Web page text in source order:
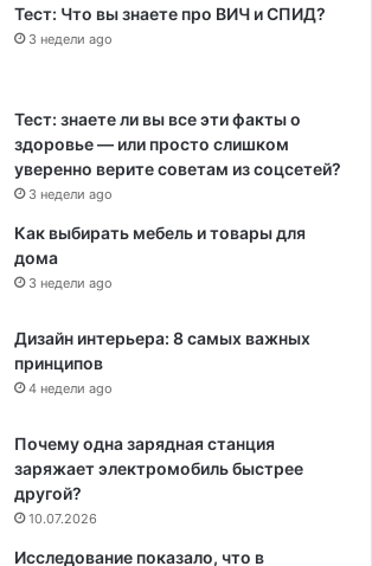
Тест: Что вы знаете про ВИЧ и СПИД?
3 недели ago
Тест: знаете ли вы все эти факты о
здоровье — или просто слишком
уверенно верите советам из соцсетей?
3 недели ago
Как выбирать мебель и товары для
дома
3 недели ago
Дизайн интерьера: 8 самых важных
принципов
4 недели ago
Почему одна зарядная станция
заряжает электромобиль быстрее
другой?
10.07.2026
Исследование показало, что в